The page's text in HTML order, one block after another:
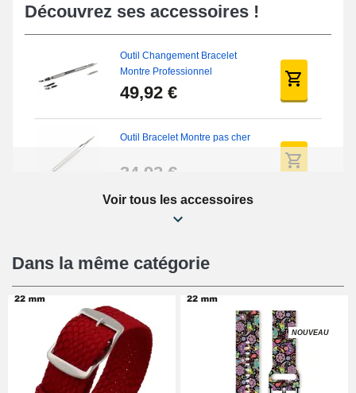
Découvrez ses accessoires !
Outil Changement Bracelet
Montre Professionnel
49,92 €
Outil Bracelet Montre pas cher
34,92 €
Kit Réparation Montre Débutant
16,90 €
Pied à Coulisse Numérique
9,90 €
Pince à Poinçonner (pince trou)
Voir tous les accessoires
Dans la même catégorie
NOUVEAU